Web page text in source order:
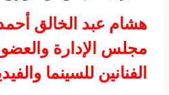
هشام عبد الخالق
مجلس الإدارة والعضو
الفنانين للسينما